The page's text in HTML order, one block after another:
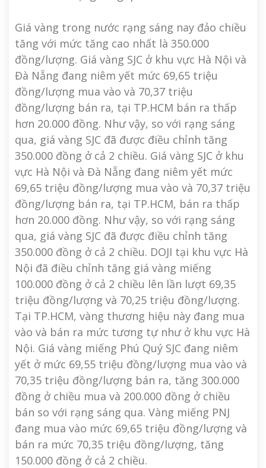
Giá vàng trong nước rạng sáng nay đảo chiều
tăng với mức tăng cao nhất là 350.000
đồng/lượng. Giá vàng SJC ở khu vực Hà Nội và
Đà Nẵng đang niêm yết mức 69,65 triệu
đồng/lượng mua vào và 70,37 triệu
đồng/lượng bán ra, tại TP.HCM bán ra thấp
hơn 20.000 đồng. Như vậy, so với rạng sáng
qua, giá vàng SJC đã được điều chỉnh tăng
350.000 đồng ở cả 2 chiều. Giá vàng SJC ở khu
vực Hà Nội và Đà Nẵng đang niêm yết mức
69,65 triệu đồng/lượng mua vào và 70,37 triệu
đồng/lượng bán ra, tại TP.HCM, bán ra thấp
hơn 20.000 đồng. Như vậy, so với rạng sáng
qua, giá vàng SJC đã được điều chỉnh tăng
350.000 đồng ở cả 2 chiều. DOJI tại khu vực Hà
Nội đã điều chỉnh tăng giá vàng miếng
100.000 đồng ở cả 2 chiều lên lần lượt 69,35
triệu đồng/lượng và 70,25 triệu đồng/lượng.
Tại TP.HCM, vàng thương hiệu này đang mua
vào và bán ra mức tương tự như ở khu vực Hà
Nội. Giá vàng miếng Phú Quý SJC đang niêm
yết ở mức 69,55 triệu đồng/lượng mua vào và
70,35 triệu đồng/lượng bán ra, tăng 300.000
đồng ở chiều mua và 200.000 đồng ở chiều
bán so với rạng sáng qua. Vàng miếng PNJ
đang mua vào mức 69,65 triệu đồng/lượng và
bán ra mức 70,35 triệu đồng/lượng, tăng
150.000 đồng ở cả 2 chiều.